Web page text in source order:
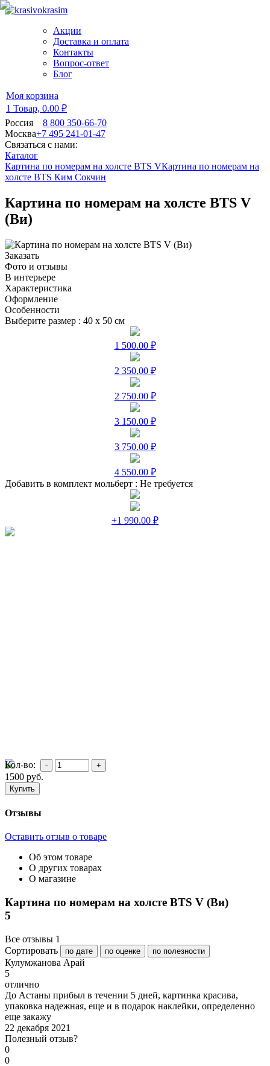
Акции
Доставка и оплата
Контакты
Вопрос-ответ
Блог
Моя корзина
1 Товар, 0.00 ₽
Россия
8 800 350-66-70
Москва+7 495 241-01-47
Связаться с нами:
Каталог
Картина по номерам на холсте BTS VКартина по номерам на
холсте BTS Ким Сокчин
Картина по номерам на холсте BTS V
(Ви)
Заказать
Фото и отзывы
В интерьере
Характеристика
Оформление
Особенности
Выберите размер : 40 х 50 см
1 500.00 ₽
2 350.00 ₽
2 750.00 ₽
3 150.00 ₽
3 750.00 ₽
4 550.00 ₽
Добавить в комплект мольберт : Не требуется
+1 990.00 ₽
Кол-во:
1500 руб.
Отзывы
Оставить отзыв о товаре
Об этом товаре
О других товарах
О магазине
Картина по номерам на холсте BTS V (Ви)
5
Все отзывы 1
Сортировать
по дате по оценке по полезности
Кулумжанова Арай
5
отлично
До Астаны прибыл в течении 5 дней, картинка красива,
упаковка надежная, еще и в подарок наклейки, определенно
еще закажу
22 декабря 2021
Полезный отзыв?
0
0